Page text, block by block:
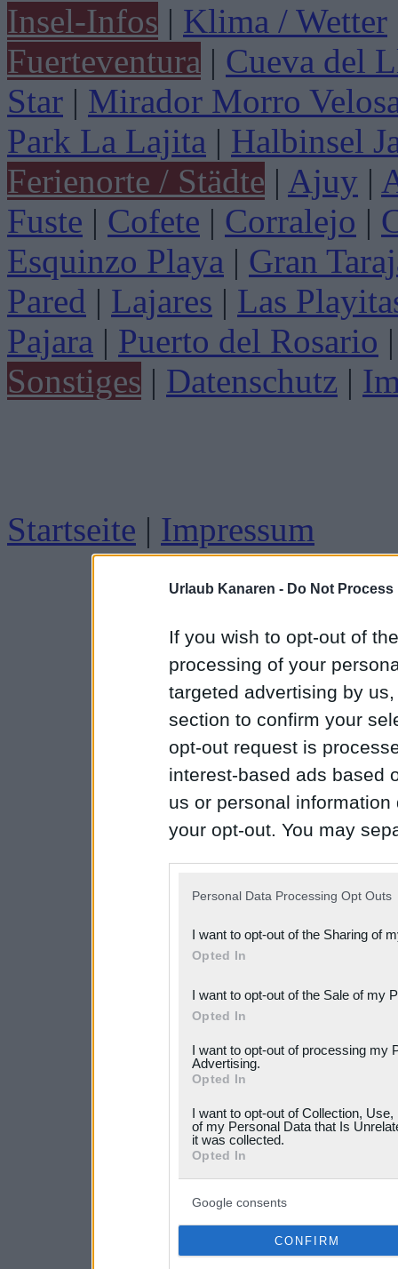
Urlaub Kanaren - Do Not
If you wish to opt-out of
processing of your
targeted advertising by
section to confirm your
opt-out request is
interest-based ads based
us or personal
your opt-out. You may
Downstream Participants
third parties.
Please note that this
services and may gather
not limited to your visit or
your data for below
consent section.
Personal Data Processing Opt Outs
I want to opt-out of the Sharing of
Opted In
I want to opt-out of the Sale of my
Opted In
I want to opt-out of processing my
Advertising.
Opted In
I want to opt-out of Collection,
of my Personal Data that Is
it was collected.
Opted In
Google consents
CONFIRM
Insel-Infos | Klima / Wetter
Fuerteventura | Cueva del
Star | Mirador Morro
Park La Lajita | Halbinsel
Ferienorte / Städte | Ajuy |
Fuste | Cofete | Corralejo |
Esquinzo Playa | Gran
Pared | Lajares | Las
Pajara | Puerto del Rosario |
Sonstiges | Datenschutz |
Startseite | Impressum